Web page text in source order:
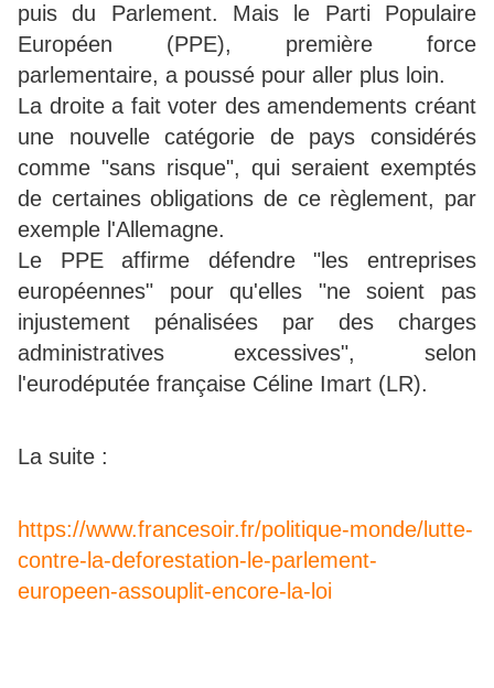
puis du Parlement. Mais le Parti Populaire
Européen (PPE), première force
parlementaire, a poussé pour aller plus loin.
La droite a fait voter des amendements créant
une nouvelle catégorie de pays considérés
comme "sans risque", qui seraient exemptés
de certaines obligations de ce règlement, par
exemple l'Allemagne.
Le PPE affirme défendre "les entreprises
européennes" pour qu'elles "ne soient pas
injustement pénalisées par des charges
administratives excessives", selon
l'eurodéputée française Céline Imart (LR).
La suite :
https://www.francesoir.fr/politique-monde/lutte-
contre-la-deforestation-le-parlement-
europeen-assouplit-encore-la-loi